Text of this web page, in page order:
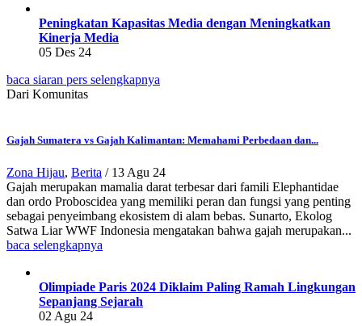
Peningkatan Kapasitas Media dengan Meningkatkan
Kinerja Media
05 Des 24
baca siaran pers selengkapnya
Dari Komunitas
Gajah Sumatera vs Gajah Kalimantan: Memahami Perbedaan dan...
Zona Hijau, Berita / 13 Agu 24
Gajah merupakan mamalia darat terbesar dari famili Elephantidae
dan ordo Proboscidea yang memiliki peran dan fungsi yang penting
sebagai penyeimbang ekosistem di alam bebas. Sunarto, Ekolog
Satwa Liar WWF Indonesia mengatakan bahwa gajah merupakan...
baca selengkapnya
Olimpiade Paris 2024 Diklaim Paling Ramah Lingkungan
Sepanjang Sejarah
02 Agu 24